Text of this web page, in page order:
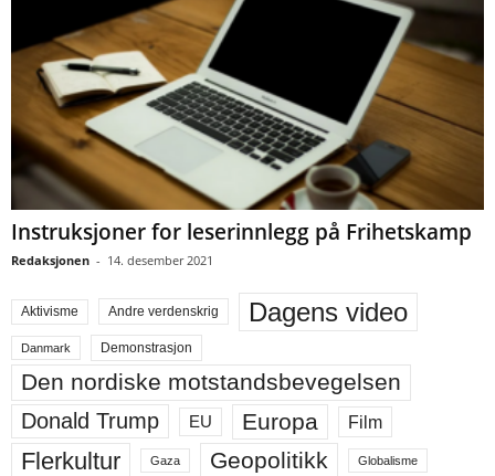
Instruksjoner for leserinnlegg på Frihetskamp
Redaksjonen - 14. desember 2021
Aktivisme Andre verdenskrig Dagens video
Danmark Demonstrasjon
Den nordiske motstandsbevegelsen
Donald Trump EU Europa Film
Flerkultur Gaza Geopolitikk Globalisme